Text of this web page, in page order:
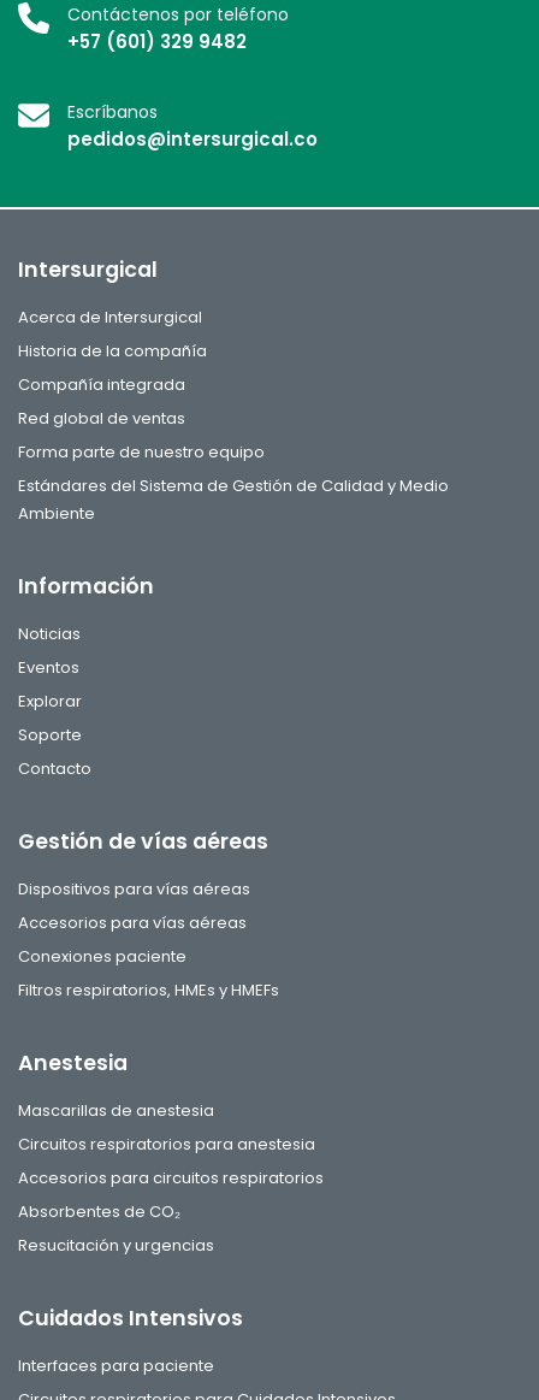
Contáctenos por teléfono
+57 (601) 329 9482
Escríbanos
pedidos@intersurgical.co
Intersurgical
Acerca de Intersurgical
Historia de la compañía
Compañía integrada
Red global de ventas
Forma parte de nuestro equipo
Estándares del Sistema de Gestión de Calidad y Medio
Ambiente
Información
Noticias
Eventos
Explorar
Soporte
Contacto
Gestión de vías aéreas
Dispositivos para vías aéreas
Accesorios para vías aéreas
Conexiones paciente
Filtros respiratorios, HMEs y HMEFs
Anestesia
Mascarillas de anestesia
Circuitos respiratorios para anestesia
Accesorios para circuitos respiratorios
Absorbentes de CO₂
Resucitación y urgencias
Cuidados Intensivos
Interfaces para paciente